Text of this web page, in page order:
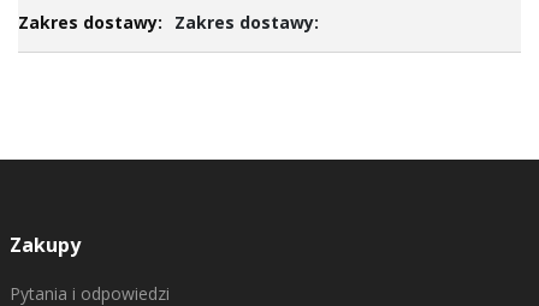
Zakres dostawy:
Zakupy
Pytania i odpowiedzi